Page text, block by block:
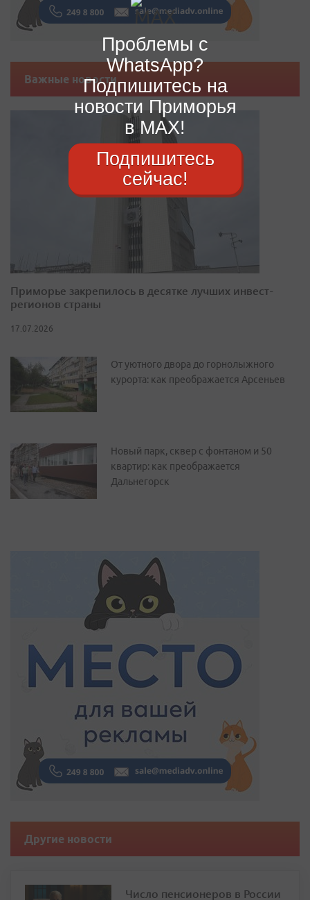
Важные новости
Приморье закрепилось в десятке лучших инвест-
регионов страны
17.07.2026
От уютного двора до горнолыжного
курорта: как преображается Арсеньев
Новый парк, сквер с фонтаном и 50
квартир: как преображается
Дальнегорск
Другие новости
Число пенсионеров в России
Проблемы с
WhatsApp?
Подпишитесь на
новости Приморья
в MAX!
Подпишитесь
сейчас!